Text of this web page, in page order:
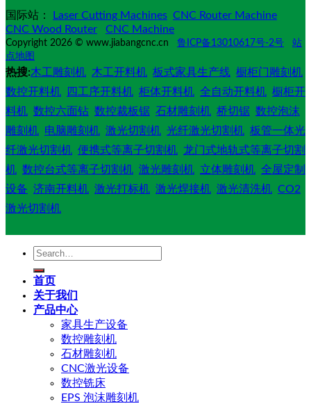
国际站：
Laser Cutting Machines CNC Router Machine
CNC Wood Router
CNC Machine
Copyright 2026 © www.jiabangcnc.cn 鲁ICP备13010617号-2号
站
点地图
热搜:木工雕刻机 木工开料机 板式家具生产线 橱柜门雕刻机
数控开料机
四工序开料机 柜体开料机 全自动开料机 橱柜开
料机 数控六面钻 数控裁板锯 石材雕刻机 桥切锯 数控泡沫
雕刻机 电脑雕刻机 激光切割机 光纤激光切割机 板管一体光
纤激光切割机 便携式等离子切割机 龙门式地轨式等离子切割
机 数控台式等离子切割机 激光雕刻机 立体雕刻机 全屋定制
设备 济南开料机 激光打标机 激光焊接机 激光清洗机 CO2
激光切割机
Search
首页
关于我们
产品中心
家具生产设备
数控雕刻机
石材雕刻机
CNC激光设备
数控铣床
EPS 泡沫雕刻机